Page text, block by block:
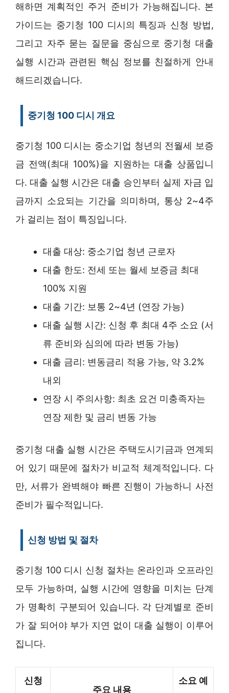
해하면 계획적인 주거 준비가 가능해집니다. 본
가이드는 중기청 100 디시의 특징과 신청 방법,
그리고 자주 묻는 질문을 중심으로 중기청 대출
실행 시간과 관련된 핵심 정보를 친절하게 안내
해드리겠습니다.
중기청 100 디시 개요
중기청 100 디시는 중소기업 청년의 전월세 보증
금 전액(최대 100%)을 지원하는 대출 상품입니
다. 대출 실행 시간은 대출 승인부터 실제 자금 입
금까지 소요되는 기간을 의미하며, 통상 2~4주
가 걸리는 점이 특징입니다.
대출 대상: 중소기업 청년 근로자
대출 한도: 전세 또는 월세 보증금 최대
100% 지원
대출 기간: 보통 2~4년 (연장 가능)
대출 실행 시간: 신청 후 최대 4주 소요 (서
류 준비와 심의에 따라 변동 가능)
대출 금리: 변동금리 적용 가능, 약 3.2%
내외
연장 시 주의사항: 최초 요건 미충족자는
연장 제한 및 금리 변동 가능
중기청 대출 실행 시간은 주택도시기금과 연계되
어 있기 때문에 절차가 비교적 체계적입니다. 다
만, 서류가 완벽해야 빠른 진행이 가능하니 사전
준비가 필수적입니다.
신청 방법 및 절차
중기청 100 디시 신청 절차는 온라인과 오프라인
모두 가능하며, 실행 시간에 영향을 미치는 단계
가 명확히 구분되어 있습니다. 각 단계별로 준비
가 잘 되어야 부가 지연 없이 대출 실행이 이루어
집니다.
신청
주요 내용
소요 예